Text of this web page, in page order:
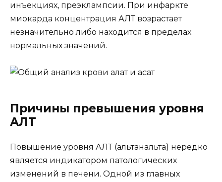
инъекциях, преэклампсии. При инфаркте
миокарда концентрация АЛТ возрастает
незначительно либо находится в пределах
нормальных значений.
Причины превышения уровня
АЛТ
Повышение уровня АЛТ (альтанальта) нередко
является индикатором патологических
изменений в печени. Одной из главных